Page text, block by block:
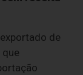
de